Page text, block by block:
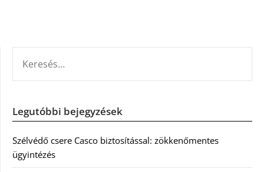
Legutóbbi bejegyzések
Szélvédő csere Casco biztosítással: zökkenőmentes
ügyintézés